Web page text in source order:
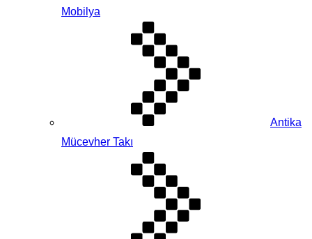
Mobilya
Antika
Mücevher Takı